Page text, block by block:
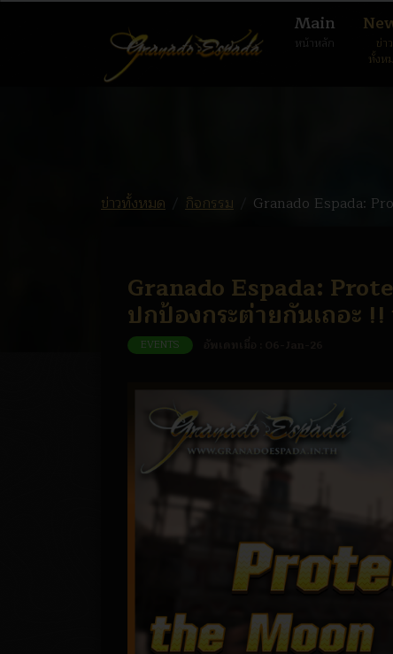
Main
หน้าหลัก
ข่าว
ทั้งห
ข่าวทั้งหมด กิจกรรม Granado Espada:
Granado Espada:
ปกป้องกระต่ายกันเถอะ
EVENTS